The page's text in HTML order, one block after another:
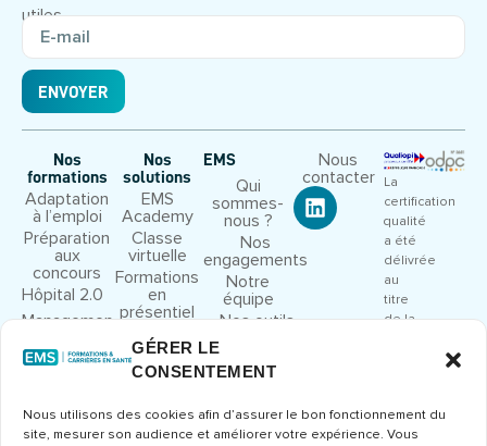
GÉRER LE
CONSENTEMENT
Nous utilisons des cookies afin d’assurer le bon fonctionnement du
site, mesurer son audience et améliorer votre expérience. Vous
utiles.
ENVOYER
Nos
formations
Adaptation
à l’emploi
Préparation
aux
concours
Hôpital 2.0
Management
Droit et
Congrès et
séminaires
Nos
solutions
EMS
Academy
Classe
virtuelle
Formations
en
présentiel
EMS
Qui
sommes-
nous ?
Nos
engagements
Notre
équipe
Nos outils
pédagogiques
Nous
rejoindre
Nous
contacter
La
certification
qualité
a été
délivrée
au
titre
de la
ACTIONS
DE